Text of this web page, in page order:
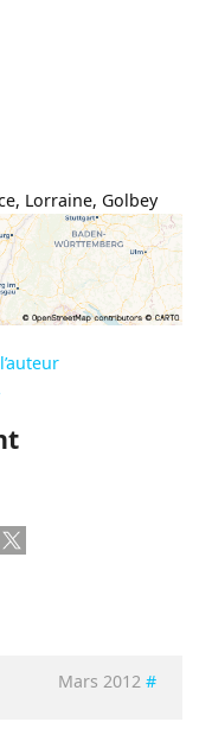
, Lorraine, Golbey
Mars 2012 #